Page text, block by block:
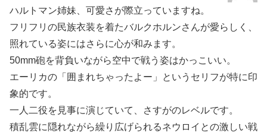
ハルトマン姉妹、可愛さが際立っていますね。
フリフリの民族衣装を着たバルクホルンさんが愛らしく、
照れている姿にはさらに心が和みます。
50mm砲を背負いながら空中で戦う姿はかっこいい。
エーリカの「囲まれちゃったよー」というセリフが特に印
象的です。
一人二役を見事に演じていて、さすがのレベルです。
積乱雲に隠れながら繰り広げられるネウロイとの激しい戦